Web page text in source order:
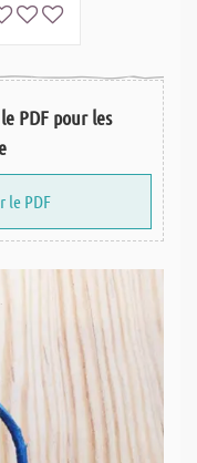
PDF pour les
le PDF